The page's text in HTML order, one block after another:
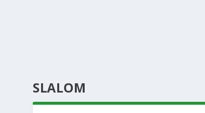
SLALOM